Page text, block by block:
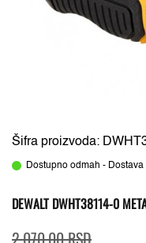
Šifra proizvoda:
Dostupno odmah -
DEWALT DWHT38114-0